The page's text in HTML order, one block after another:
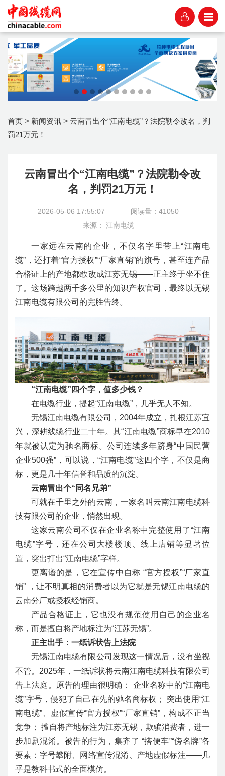
首页 > 新闻资讯 > 云南冒出个“江南电缆”？法院勒令改名，判
罚21万元！
云南冒出个“江南电缆”？法院勒令改
名，判罚21万元！
2026-05-06 17:55:07
阅读量：41050
来源： 江南电缆
一家远在云南的企业，不仅名字里带上“江南电
缆”，还打着“官方授权”“厂家直销”的旗号，甚至连产品
合格证上的产地都敢改成江苏无锡——正主终于坐不住
了。这场跨越两千多公里的知识产权官司，最终以无锡
江南电缆有限公司的完胜告终。
“江南电缆”四个字，值多少钱？
在电缆行业，提起“江南电缆”，几乎无人不知。
无锡江南电缆有限公司，2004年成立，扎根江苏宜
兴，深耕线缆行业二十年。其“江南电缆”商标早在2010
年就被认定为驰名商标。公司连续多年跻身“中国民营
企业500强”，可以说，“江南电缆”这四个字，不仅是商
标，更是几十年信誉和品质的沉淀。
云南冒出个“同名兄弟”
可就在千里之外的云南，一家名叫云南江南电缆科
技有限公司的企业，悄然出现。
这家云南公司不仅在企业名称中完整使用了“江南
电缆”字号，还在公司大楼楼顶、线上店铺等显著位
置，突出打出“江南电缆”字样。
更离谱的是，它在宣传中自称 “官方授权”“厂家直
销” ，让不明真相的消费者以为它就是无锡江南电缆的
云南分厂或授权经销商。
产品合格证上，它也没有规范使用自己的企业名
称，而是擅自将产地标注为“江苏无锡”。
正主出手：一纸诉状告上法院
无锡江南电缆有限公司发现这一情况后，没有坐视
不管。2025年，一纸诉状将云南江南电缆科技有限公司
告上法庭。原告的理由很明确： 企业名称中的“江南电
缆”字号，侵犯了自己在先的驰名商标权； 突出使用“江
南电缆”、虚假宣传“官方授权”“厂家直销”，构成不正当
竞争； 擅自将产地标注为江苏无锡，欺骗消费者，进一
步加剧混淆。被告的行为，集齐了 “搭便车”“傍名牌”各
要素：字号攀附、网络宣传混淆、产地虚假标注——几
乎是教科书式的全面模仿。